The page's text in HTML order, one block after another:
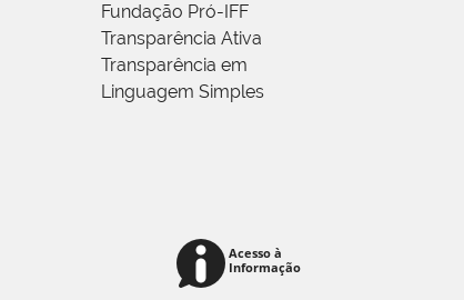
Fundação Pró-IFF
Transparência Ativa
Transparência em
Linguagem Simples